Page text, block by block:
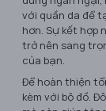
với quần da để
hơn. Sự kết hợp
trở nên sang
của bạn.
Để hoàn thiện
kèm với bộ đồ.